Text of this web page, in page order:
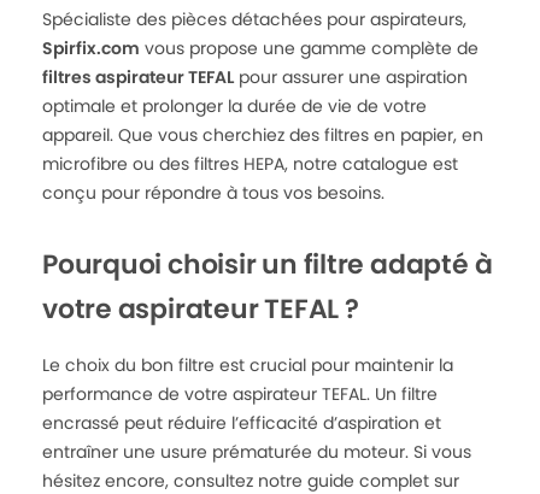
Spécialiste des pièces détachées pour aspirateurs,
Spirfix.com vous propose une gamme complète de
filtres aspirateur TEFALpour assurer une aspiration
optimale et prolonger la durée de vie de votre
appareil. Que vous cherchiez des filtres en papier, en
microfibre ou des filtres HEPA, notre catalogue est
conçu pour répondre à tous vos besoins.
Pourquoi choisir un filtre adapté à
votre aspirateur TEFAL ?
Le choix du bon filtre est crucial pour maintenir la
performance de votre aspirateur TEFAL. Un filtre
encrassé peut réduire l’efficacité d’aspiration et
entraîner une usure prématurée du moteur. Si vous
hésitez encore, consultez notre guide complet sur